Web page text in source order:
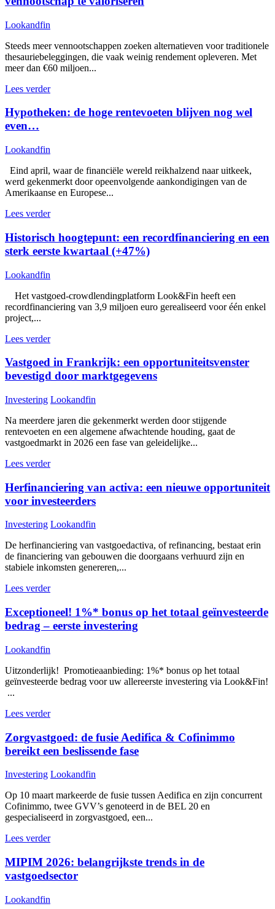
Lookandfin
Steeds meer vennootschappen zoeken alternatieven voor traditionele
thesauriebeleggingen, die vaak weinig rendement opleveren. Met
meer dan €60 miljoen...
Lees verder
Hypotheken: de hoge rentevoeten blijven nog wel
even…
Lookandfin
Eind april, waar de financiële wereld reikhalzend naar uitkeek,
werd gekenmerkt door opeenvolgende aankondigingen van de
Amerikaanse en Europese...
Lees verder
Historisch hoogtepunt: een recordfinanciering en een
sterk eerste kwartaal (+47%)
Lookandfin
Het vastgoed-crowdlendingplatform Look&Fin heeft een
recordfinanciering van 3,9 miljoen euro gerealiseerd voor één enkel
project,...
Lees verder
Vastgoed in Frankrijk: een opportuniteitsvenster
bevestigd door marktgegevens
Investering Lookandfin
Na meerdere jaren die gekenmerkt werden door stijgende
rentevoeten en een algemene afwachtende houding, gaat de
vastgoedmarkt in 2026 een fase van geleidelijke...
Lees verder
Herfinanciering van activa: een nieuwe opportuniteit
voor investeerders
Investering Lookandfin
De herfinanciering van vastgoedactiva, of refinancing, bestaat erin
de financiering van gebouwen die doorgaans verhuurd zijn en
stabiele inkomsten genereren,...
Lees verder
Exceptioneel! 1%* bonus op het totaal geïnvesteerde
bedrag – eerste investering
Lookandfin
Uitzonderlijk! Promotieaanbieding: 1%* bonus op het totaal
geïnvesteerde bedrag voor uw allereerste investering via Look&Fin!
...
Lees verder
Zorgvastgoed: de fusie Aedifica & Cofinimmo
bereikt een beslissende fase
Investering Lookandfin
Op 10 maart markeerde de fusie tussen Aedifica en zijn concurrent
Cofinimmo, twee GVV’s genoteerd in de BEL 20 en
gespecialiseerd in zorgvastgoed, een...
Lees verder
MIPIM 2026: belangrijkste trends in de
vastgoedsector
Lookandfin